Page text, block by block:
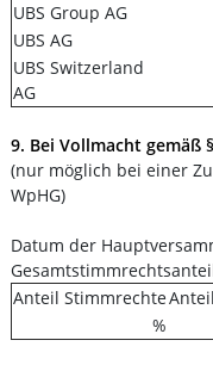
UBS Group AG
UBS AG
UBS Switzerland
AG
9. Bei Vollmacht gemäß
(nur möglich bei einer
WpHG)
Datum der
Anteil Stimmrechte
%